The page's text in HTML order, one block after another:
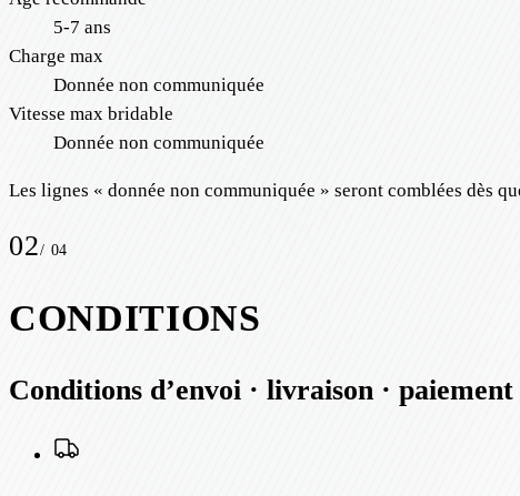
5-7 ans
Charge max
Donnée non communiquée
Vitesse max bridable
Donnée non communiquée
Les lignes « donnée non communiquée » seront comblées dès
02/ 04
CONDITIONS
Conditions d’envoi · livraison · paiement